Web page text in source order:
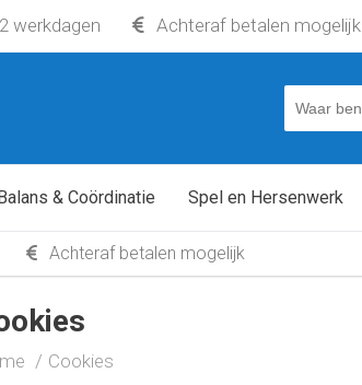
werkdagen Achteraf betalen mogelijk
& Coördinatie Spel en Hersenwerk
Achteraf betalen mogelijk
Cookies